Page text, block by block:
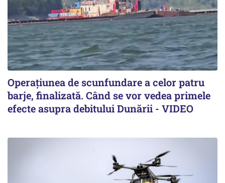
Operațiunea de scunfundare a celor patru
barje, finalizată. Când se vor vedea primele
efecte asupra debitului Dunării - VIDEO